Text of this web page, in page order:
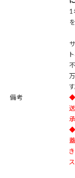
1
す
備考
◆
◆